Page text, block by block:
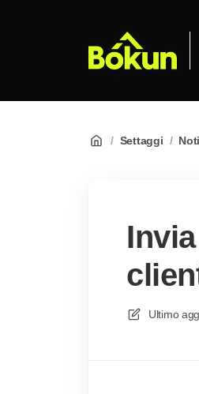
/ Settaggi /
Ultimo